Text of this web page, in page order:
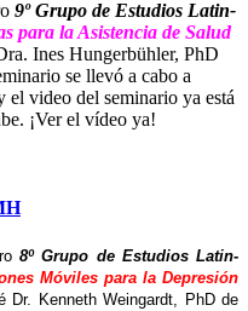
9º Grupo de Estudios Latin-
para la Asistencia de Salud
Ines Hungerbühler, PhD
se llevó a cabo a
el video del seminario ya está
¡Ver el vídeo ya!
8º Grupo de Estudios Latin-
Móviles para la Depresión
Kenneth Weingardt, PhD de